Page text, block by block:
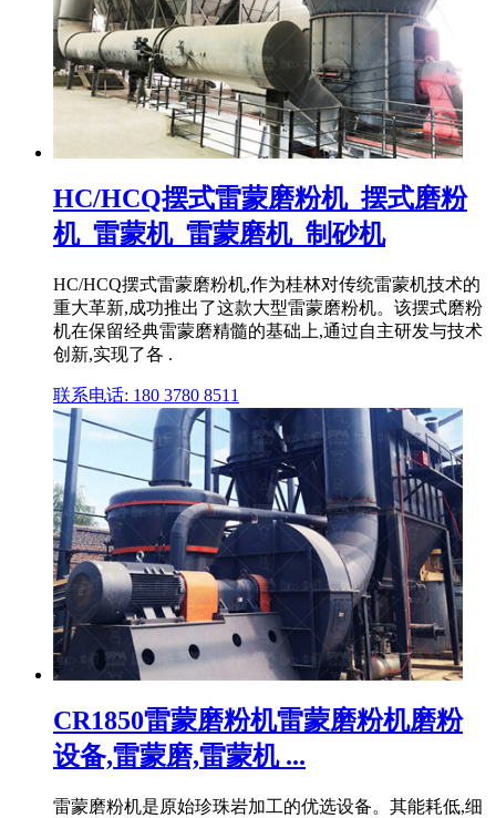
HC/HCQ摆式雷蒙磨粉机_摆式磨粉
机_雷蒙机_雷蒙磨机_制砂机
HC/HCQ摆式雷蒙磨粉机,作为桂林对传统雷蒙机技术的
重大革新,成功推出了这款大型雷蒙磨粉机。该摆式磨粉
机在保留经典雷蒙磨精髓的基础上,通过自主研发与技术
创新,实现了各 .
联系电话: 180 3780 8511
CR1850雷蒙磨粉机雷蒙磨粉机磨粉
设备,雷蒙磨,雷蒙机 ...
雷蒙磨粉机是原始珍珠岩加工的优选设备。其能耗低,细